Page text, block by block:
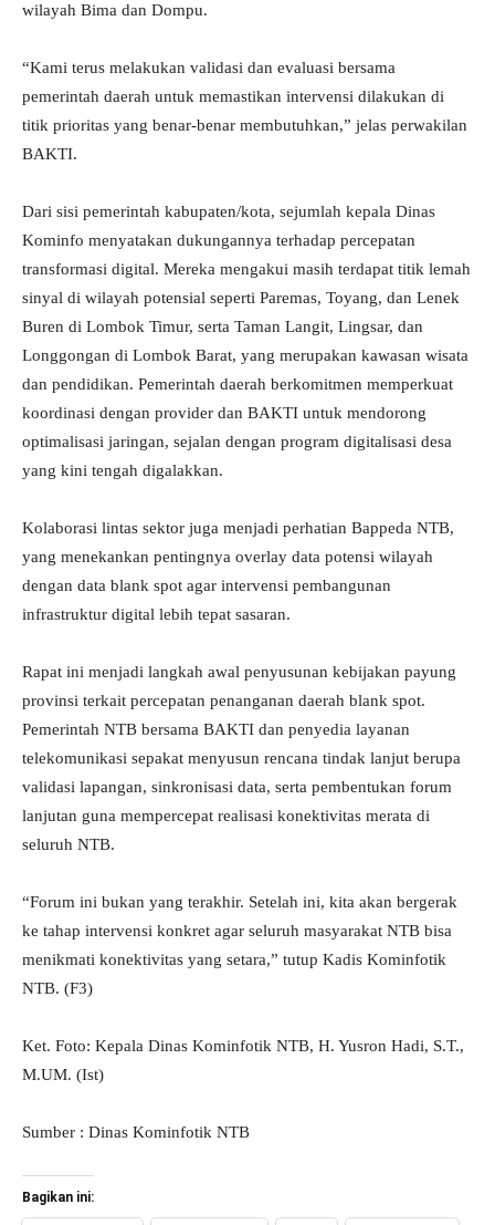
wilayah Bima dan Dompu.
“Kami terus melakukan validasi dan evaluasi bersama
pemerintah daerah untuk memastikan intervensi dilakukan di
titik prioritas yang benar-benar membutuhkan,” jelas perwakilan
BAKTI.
Dari sisi pemerintah kabupaten/kota, sejumlah kepala Dinas
Kominfo menyatakan dukungannya terhadap percepatan
transformasi digital. Mereka mengakui masih terdapat titik lemah
sinyal di wilayah potensial seperti Paremas, Toyang, dan Lenek
Buren di Lombok Timur, serta Taman Langit, Lingsar, dan
Longgongan di Lombok Barat, yang merupakan kawasan wisata
dan pendidikan. Pemerintah daerah berkomitmen memperkuat
koordinasi dengan provider dan BAKTI untuk mendorong
optimalisasi jaringan, sejalan dengan program digitalisasi desa
yang kini tengah digalakkan.
Kolaborasi lintas sektor juga menjadi perhatian Bappeda NTB,
yang menekankan pentingnya overlay data potensi wilayah
dengan data blank spot agar intervensi pembangunan
infrastruktur digital lebih tepat sasaran.
Rapat ini menjadi langkah awal penyusunan kebijakan payung
provinsi terkait percepatan penanganan daerah blank spot.
Pemerintah NTB bersama BAKTI dan penyedia layanan
telekomunikasi sepakat menyusun rencana tindak lanjut berupa
validasi lapangan, sinkronisasi data, serta pembentukan forum
lanjutan guna mempercepat realisasi konektivitas merata di
seluruh NTB.
“Forum ini bukan yang terakhir. Setelah ini, kita akan bergerak
ke tahap intervensi konkret agar seluruh masyarakat NTB bisa
menikmati konektivitas yang setara,” tutup Kadis Kominfotik
NTB. (F3)
Ket. Foto: Kepala Dinas Kominfotik NTB, H. Yusron Hadi, S.T.,
M.UM. (Ist)
Sumber : Dinas Kominfotik NTB
Bagikan ini: